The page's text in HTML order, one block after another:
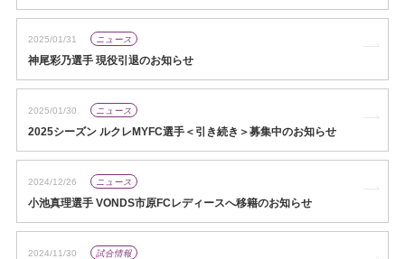
2025/01/31 ニュース
神尾彩乃選手 現役引退のお知らせ
2025/01/30 ニュース
2025シーズン ルクレMYFC選手＜引き続き＞募集中のお知らせ
2024/12/26 ニュース
小池真理選手 VONDS市原FCレディースへ移籍のお知らせ
2024/11/30 試合情報